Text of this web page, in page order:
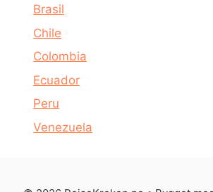
Brasil
Chile
Colombia
Ecuador
Peru
Venezuela